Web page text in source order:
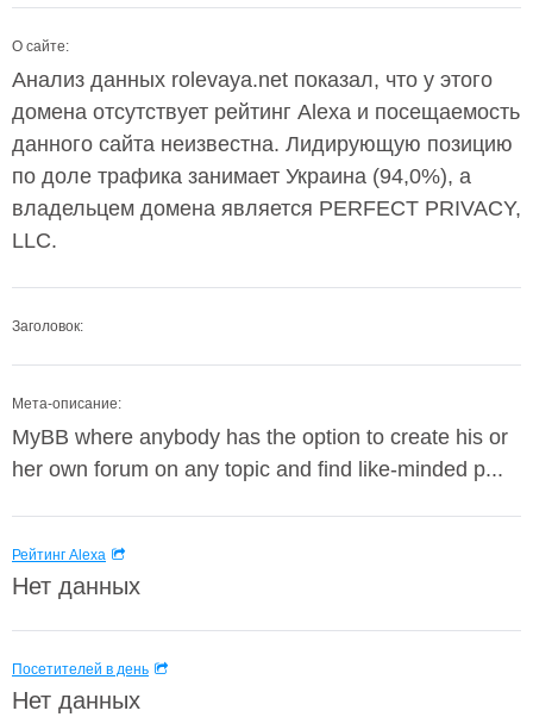
О сайте:
Анализ данных rolevaya.net показал, что у этого
домена отсутствует рейтинг Alexa и посещаемость
данного сайта неизвестна. Лидирующую позицию
по доле трафика занимает Украина (94,0%), а
владельцем домена является PERFECT PRIVACY,
LLC.
Заголовок:
Мета-описание:
MyBB where anybody has the option to create his or
her own forum on any topic and find like-minded p...
Рейтинг Alexa
Нет данных
Посетителей в день
Нет данных